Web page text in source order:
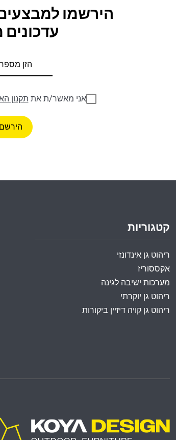
הירשמו
עדכונים
אני מאשר/ת את תקנון
קטגוריות
ריהוט גן אינדונזי
אקססוריז
מערכות ישיבה לגינה
ריהוט גן יוקרתי
ריהוט גן קויה דיזיין ביקורות